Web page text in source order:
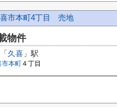
市本町4丁目 売地
物件
「 久喜 」駅
市本町 ４丁目